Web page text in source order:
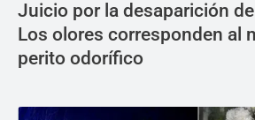
Juicio por la desaparición
Los olores corresponden al
perito odorífico